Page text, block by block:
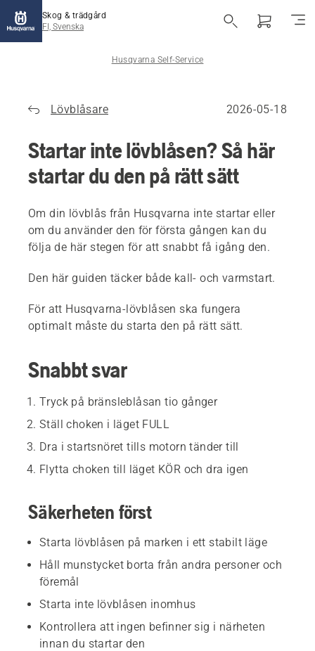
Skog & trädgård
FI, Svenska
Husqvarna Self-Service
Lövblåsare 2026-05-18
Startar inte lövblåsen? Så här
startar du den på rätt sätt
Om din lövblås från Husqvarna inte startar eller
om du använder den för första gången kan du
följa de här stegen för att snabbt få igång den.
Den här guiden täcker både kall- och varmstart.
För att Husqvarna-lövblåsen ska fungera
optimalt måste du starta den på rätt sätt.
Snabbt svar
Tryck på bränsleblåsan tio gånger
Ställ choken i läget FULL
Dra i startsnöret tills motorn tänder till
Flytta choken till läget KÖR och dra igen
Säkerheten först
Starta lövblåsen på marken i ett stabilt läge
Håll munstycket borta från andra personer och
föremål
Starta inte lövblåsen inomhus
Kontrollera att ingen befinner sig i närheten
innan du startar den